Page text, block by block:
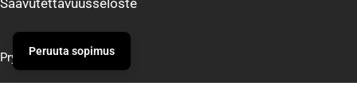
Saavutettavuusseloste
Prym Peruuta sopimus